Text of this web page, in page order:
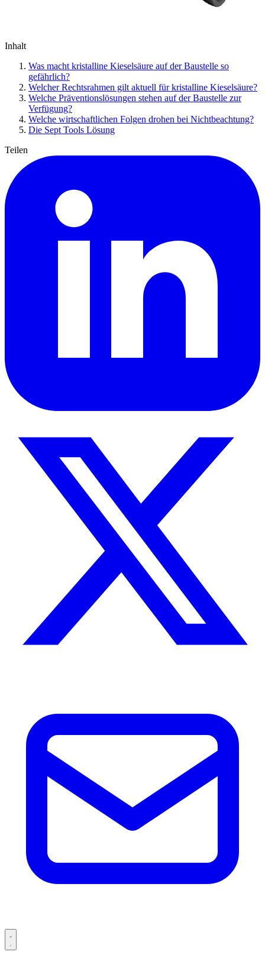
Inhalt
Was macht kristalline Kieselsäure auf der Baustelle so
gefährlich?
Welcher Rechtsrahmen gilt aktuell für kristalline Kieselsäure?
Welche Präventionslösungen stehen auf der Baustelle zur
Verfügung?
Welche wirtschaftlichen Folgen drohen bei Nichtbeachtung?
Die Sept Tools Lösung
Teilen